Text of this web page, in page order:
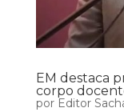
EM destaca
corpo
por Editor